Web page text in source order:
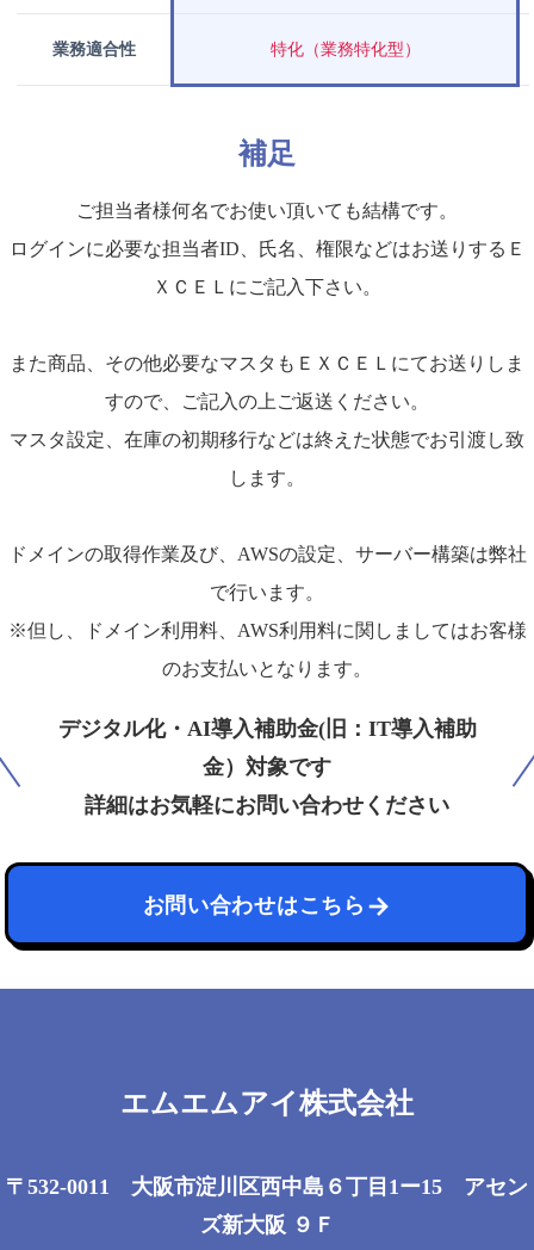
業務適合性 特化（業務特化型）
補足
ご担当者様何名でお使い頂いても結構です。
ログインに必要な担当者ID、氏名、権限などはお送りするＥ
ＸＣＥＬにご記入下さい。
また商品、その他必要なマスタもＥＸＣＥＬにてお送りしま
すので、ご記入の上ご返送ください。
マスタ設定、在庫の初期移行などは終えた状態でお引渡し致
します。
ドメインの取得作業及び、AWSの設定、サーバー構築は弊社
で行います。
※但し、ドメイン利用料、AWS利用料に関しましてはお客様
のお支払いとなります。
デジタル化・AI導入補助金(旧：IT導入補助
金）対象です
詳細はお気軽にお問い合わせください
お問い合わせはこちら
エムエムアイ株式会社
〒532-0011 大阪市淀川区西中島６丁目1ー15 アセン
ズ新大阪 ９Ｆ